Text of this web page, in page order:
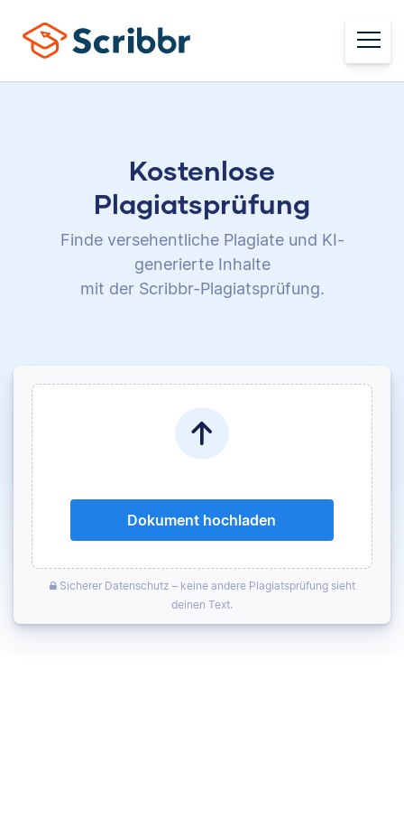
Kostenlose
Plagiatsprüfung
Finde versehentliche Plagiate und KI-
generierte Inhalte
mit der Scribbr-Plagiatsprüfung.
Dokument hochladen
Sicherer Datenschutz – keine andere Plagiatsprüfung sieht
deinen Text.